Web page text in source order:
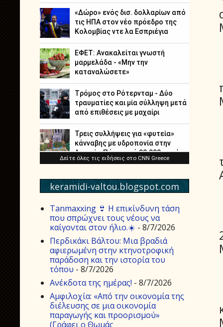
keramidi-valtou.blogspot.com
Tanmaxxing 👙 Η επικίνδυνη τάση
που σπρώχνει τους νέους να
καίγονται στον ήλιο.☀️ - 8/7/2026
Περδικάκι Βάλτου: Μια βραδιά
αφιερωμένη στην κτηνοτροφική
παράδοση και την ιστορία του
τόπου - 8/7/2026
Aνέκδοτα της ημέρας! - 8/7/2026
Αμφιλοχία: «Από την οικονομία της
διέλευσης σε μια οικονομία
παραγωγής και προορισμού»
(Γράφει ο Θωμάς